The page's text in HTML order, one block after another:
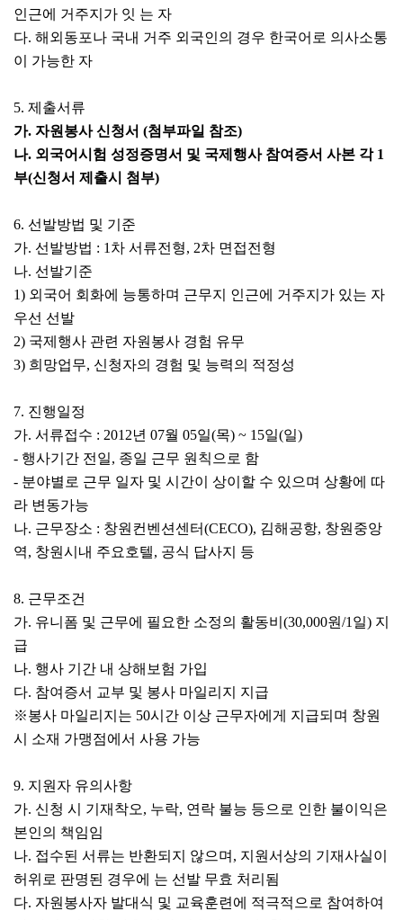
인근에 거주지가 잇 는 자
다. 해외동포나 국내 거주 외국인의 경우 한국어로 의사소통
이 가능한 자
5. 제출서류
가. 자원봉사 신청서 (첨부파일 참조)
나. 외국어시험 성정증명서 및 국제행사 참여증서 사본 각 1
부(신청서 제출시 첨부)
6. 선발방법 및 기준
가. 선발방법 : 1차 서류전형, 2차 면접전형
나. 선발기준
1) 외국어 회화에 능통하며 근무지 인근에 거주지가 있는 자
우선 선발
2) 국제행사 관련 자원봉사 경험 유무
3) 희망업무, 신청자의 경험 및 능력의 적정성
7. 진행일정
가. 서류접수 : 2012년 07월 05일(목) ~ 15일(일)
- 행사기간 전일, 종일 근무 원칙으로 함
- 분야별로 근무 일자 및 시간이 상이할 수 있으며 상황에 따
라 변동가능
나. 근무장소 : 창원컨벤션센터(CECO), 김해공항, 창원중앙
역, 창원시내 주요호텔, 공식 답사지 등
8. 근무조건
가. 유니폼 및 근무에 필요한 소정의 활동비(30,000원/1일) 지
급
나. 행사 기간 내 상해보험 가입
다. 참여증서 교부 및 봉사 마일리지 지급
※봉사 마일리지는 50시간 이상 근무자에게 지급되며 창원
시 소재 가맹점에서 사용 가능
9. 지원자 유의사항
가. 신청 시 기재착오, 누락, 연락 불능 등으로 인한 불이익은
본인의 책임임
나. 접수된 서류는 반환되지 않으며, 지원서상의 기재사실이
허위로 판명된 경우에 는 선발 무효 처리됨
다. 자원봉사자 발대식 및 교육훈련에 적극적으로 참여하여